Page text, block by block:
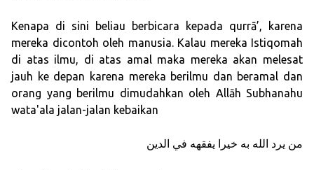
Kenapa di sini beliau berbicara kepada qurrā’, karena
mereka dicontoh oleh manusia. Kalau mereka Istiqomah
di atas ilmu, di atas amal maka mereka akan melesat
jauh ke depan karena mereka berilmu dan beramal dan
orang yang berilmu dimudahkan oleh Allāh Subhanahu
wata'ala jalan-jalan kebaikan
من يرد الله به خيرا يفقهه في الدين